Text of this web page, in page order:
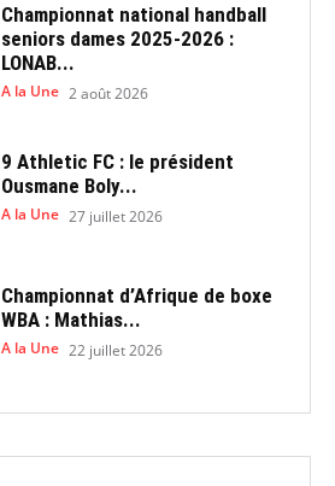
Championnat national handball
seniors dames 2025-2026 :
LONAB...
A la Une 2 août 2026
9 Athletic FC : le président
Ousmane Boly...
A la Une 27 juillet 2026
Championnat d’Afrique de boxe
WBA : Mathias...
A la Une 22 juillet 2026